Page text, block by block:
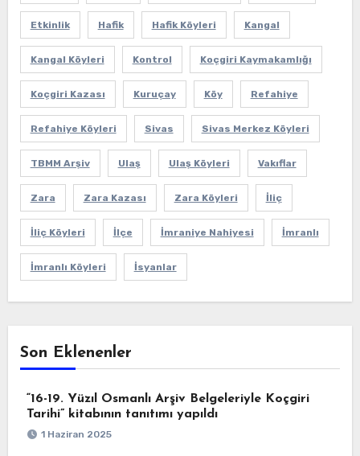
Etkinlik Hafik Hafik Köyleri Kangal
Kangal Köyleri Kontrol Koçgiri Kaymakamlığı
Koçgiri Kazası Kuruçay Köy Refahiye
Refahiye Köyleri Sivas Sivas Merkez Köyleri
TBMM Arşiv Ulaş Ulaş Köyleri Vakıflar
Zara Zara Kazası Zara Köyleri İliç
İliç Köyleri İlçe İmraniye Nahiyesi İmranlı
İmranlı Köyleri İsyanlar
Son Eklenenler
“16-19. Yüzıl Osmanlı Arşiv Belgeleriyle Koçgiri
Tarihi” kitabının tanıtımı yapıldı
1 Haziran 2025